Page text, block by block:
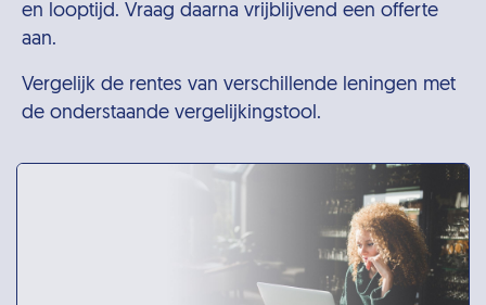
en looptijd. Vraag daarna vrijblijvend een offerte
aan.
Vergelijk de rentes van verschillende leningen met
de onderstaande vergelijkingstool.